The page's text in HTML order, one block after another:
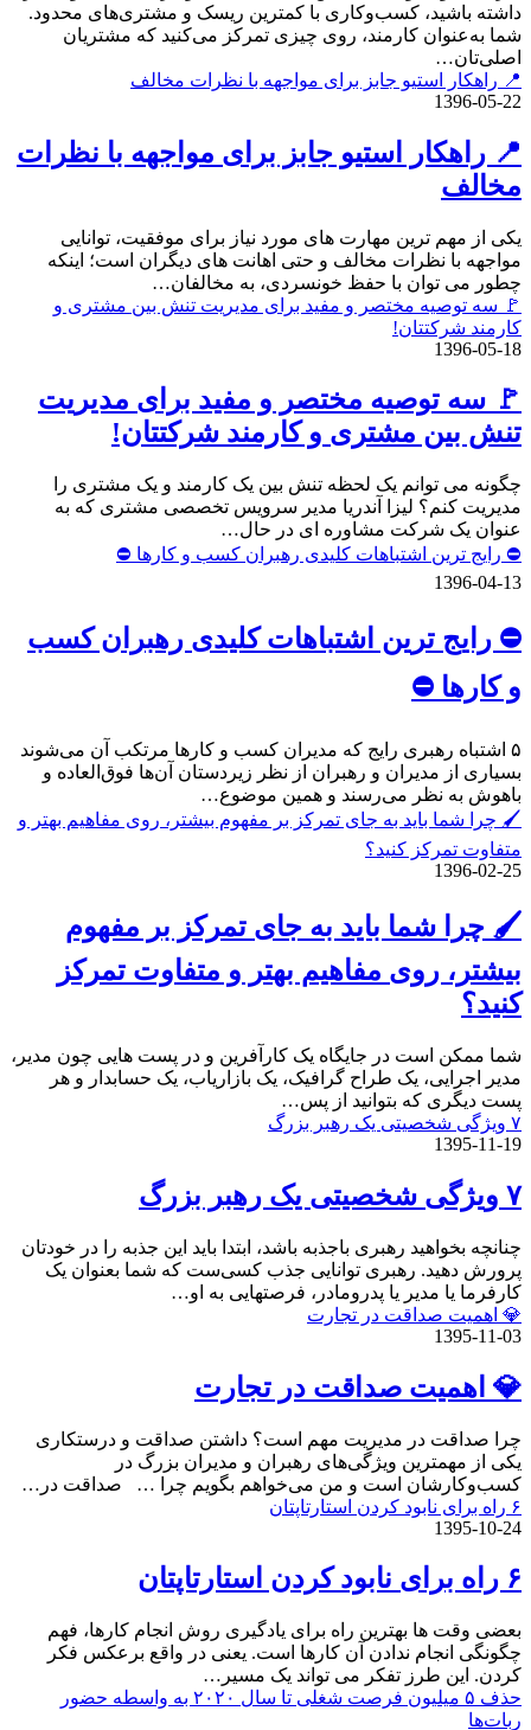
داشته باشید، کسب‌وکاری با کمترین ریسک و مشتری‌های محدود.
شما به‌عنوان کارمند، روی چیزی تمرکز می‌کنید که مشتریان
اصلی‌تان…
📍 راهکار استیو جابز برای مواجهه با نظرات مخالف
1396-05-22
📍 راهکار استیو جابز برای مواجهه با نظرات
مخالف
یکی از مهم ترین مهارت های مورد نیاز برای موفقیت، توانایی
مواجهه با نظرات مخالف و حتی اهانت های دیگران است؛ اینکه
چطور می توان با حفظ خونسردی، به مخالفان…
🚩 سه توصیه مختصر و مفید برای مدیریت تنش بین مشتری و
کارمند شرکتتان!
1396-05-18
🚩 سه توصیه مختصر و مفید برای مدیریت
تنش بین مشتری و کارمند شرکتتان!
چگونه می توانم یک لحظه تنش بین یک کارمند و یک مشتری را
مدیریت کنم؟ لیزا آندریا مدیر سرویس تخصصی مشتری که به
عنوان یک شرکت مشاوره ای در حال…
⛔️ رایج ترین اشتباهات کلیدی رهبران کسب و کارها ⛔️
1396-04-13
⛔️ رایج ترین اشتباهات کلیدی رهبران کسب
و کارها ⛔️
۵ اشتباه رهبری رایج که مدیران کسب و کارها مرتکب آن می‌شوند
بسیاری از مدیران و رهبران از نظر زیردستان آن‌ها فوق‌العاده و
باهوش به نظر می‌رسند و همین موضوع…
🖌 چرا شما باید به جای تمرکز بر مفهوم بیشتر، روی مفاهیم بهتر و
متفاوت تمرکز کنید؟
1396-02-25
🖌 چرا شما باید به جای تمرکز بر مفهوم
بیشتر، روی مفاهیم بهتر و متفاوت تمرکز
کنید؟
شما ممکن است در جایگاه یک کارآفرین و در پست هایی چون مدیر،
مدیر اجرایی، یک طراح گرافیک، یک بازاریاب، یک حسابدار و هر
پست دیگری که بتوانید از پس…
۷ ویژگی شخصیتی یک رهبر بزرگ
1395-11-19
۷ ویژگی شخصیتی یک رهبر بزرگ
چنانچه بخواهید رهبری باجذبه باشد، ابتدا باید این جذبه را در خودتان
پرورش دهید. رهبری توانایی جذب کسی‌ست که شما بعنوان یک
کارفرما یا مدیر یا پدرومادر، فرصتهایی به او…
💎 اهمیت صداقت در تجارت
1395-11-03
💎 اهمیت صداقت در تجارت
چرا صداقت در مدیریت مهم است؟ داشتن صداقت و درستکاری
یکی از مهمترین ویژگی‌های رهبران و مدیران بزرگ در
کسب‌وکارشان است و من می‌خواهم بگویم چرا … صداقت در…
۶ راه برای نابود کردن استارتاپتان
1395-10-24
۶ راه برای نابود کردن استارتاپتان
بعضی وقت ها بهترین راه برای یادگیری روش انجام کارها، فهم
چگونگی انجام ندادن آن کارها است. یعنی در واقع برعکس فکر
کردن. این طرز تفکر می تواند یک مسیر…
حذف ۵ میلیون فرصت شغلی تا سال ۲۰۲۰ به واسطه حضور
ربات‌ها